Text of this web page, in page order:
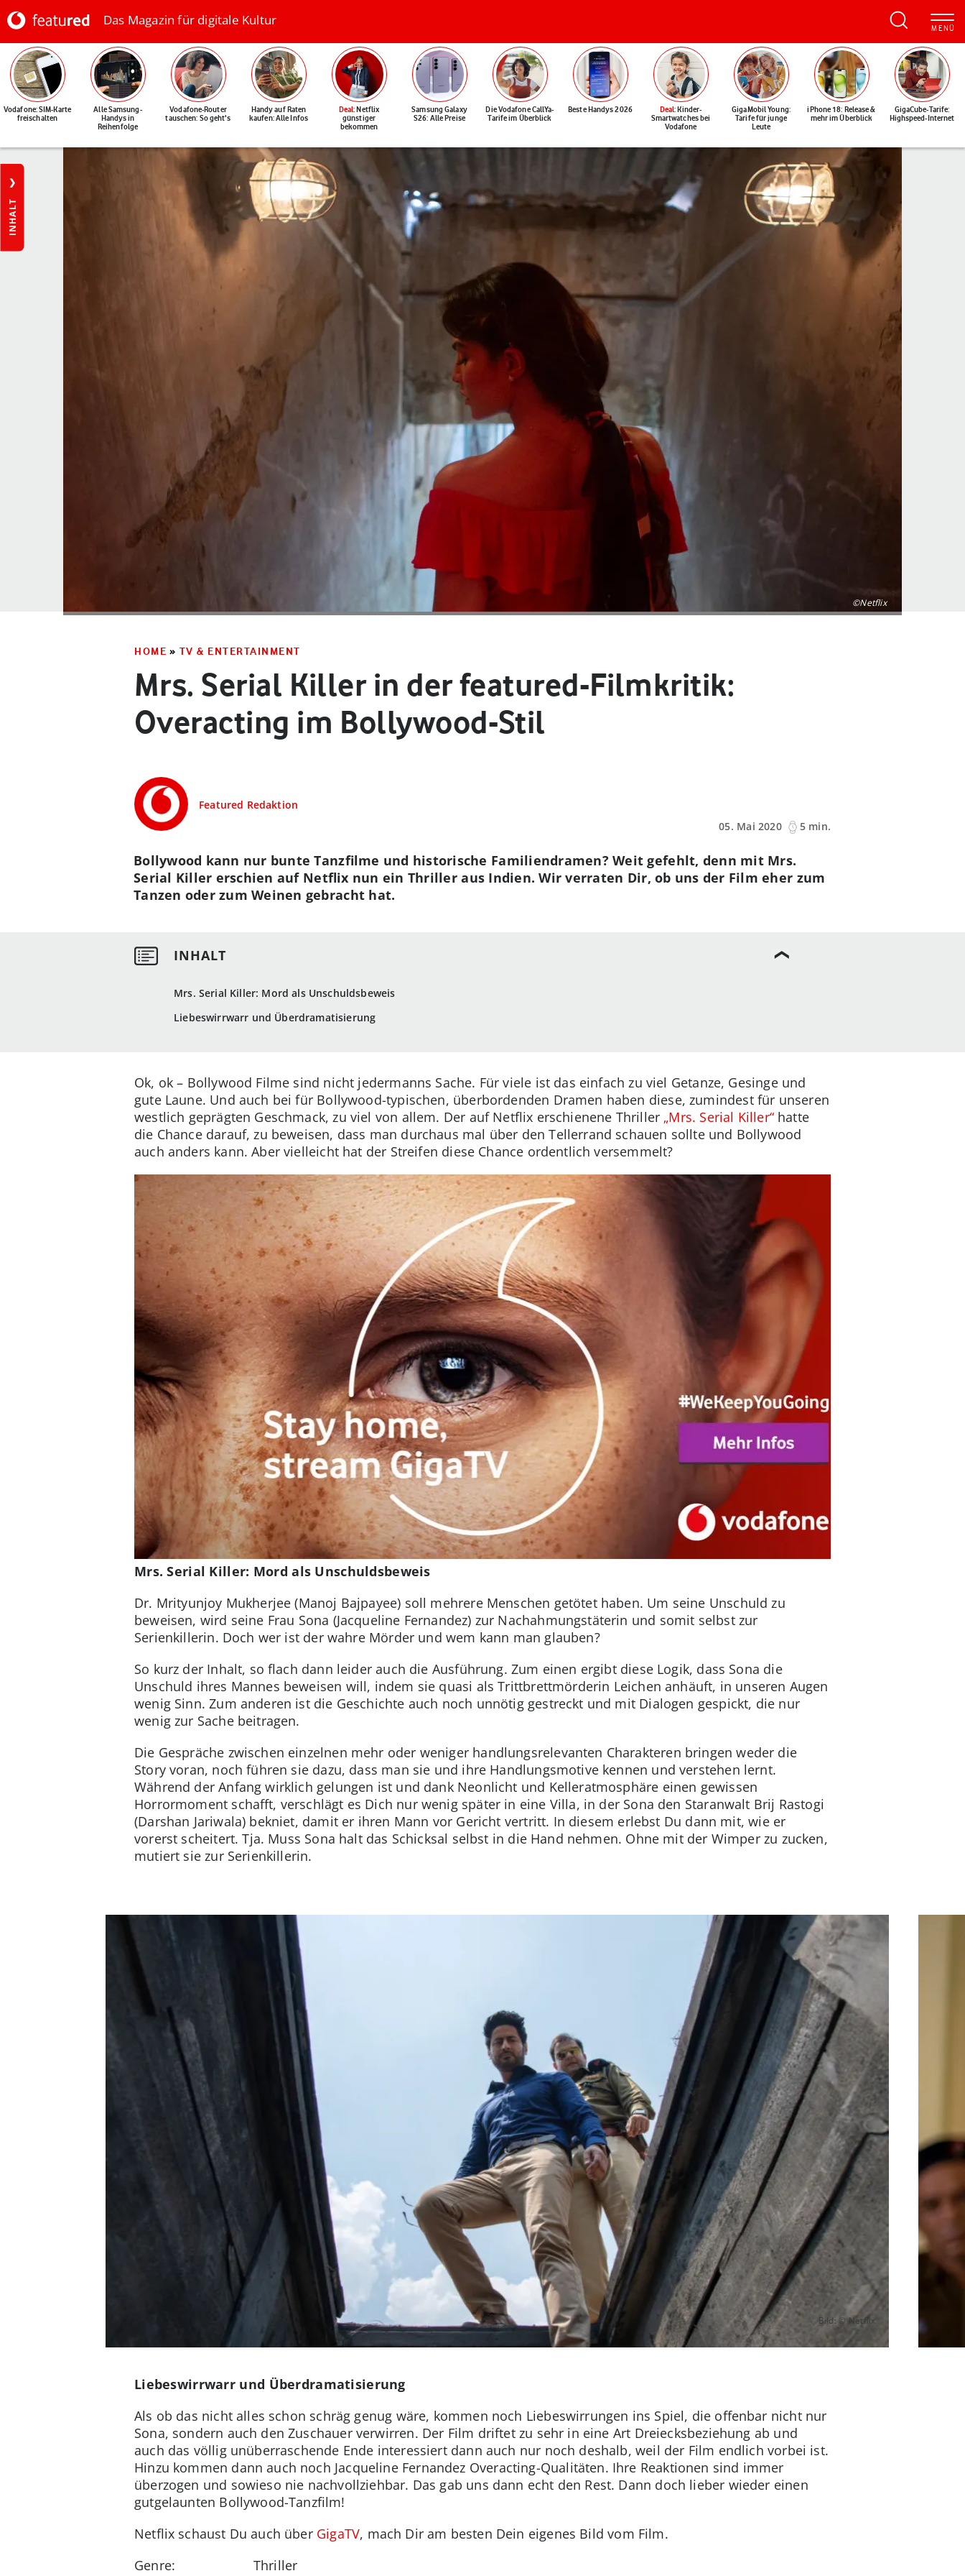
Das Magazin für digitale Kultur
Vodafone: SIM-Karte
freischalten
Alle Samsung-
Handys in
Reihenfolge
Vodafone-Router
tauschen: So geht's
Handy auf Raten
kaufen: Alle Infos
Deal: Netflix
günstiger
bekommen
Samsung Galaxy
S26: Alle Preise
Die Vodafone CallYa-
Tarife im Überblick
Beste Handys 2026 Deal: Kinder-
Smartwatches bei
Vodafone
GigaMobil Young:
Tarife für junge
Leute
iPhone 18: Release &
mehr im Überblick
GigaCube-Tarife:
Highspeed-Internet
INHALT
©Netflix
HOME » TV & ENTERTAINMENT
Mrs. Serial Killer in der featured-Filmkritik:
Overacting im Bollywood-Stil
Featured Redaktion
05. Mai 2020
5 min.
Mrs. Serial Killer: Mord als Unschuldsbeweis
Liebeswirrwarr und Überdramatisierung
Bollywood kann nur bunte Tanzfilme und historische Familiendramen? Weit gefehlt, denn mit Mrs.
Serial Killer erschien auf Netflix nun ein Thriller aus Indien. Wir verraten Dir, ob uns der Film eher zum
Tanzen oder zum Weinen gebracht hat.
Ok, ok – Bollywood Filme sind nicht jedermanns Sache. Für viele ist das einfach zu viel Getanze, Gesinge und
gute Laune. Und auch bei für Bollywood-typischen, überbordenden Dramen haben diese, zumindest für unseren
westlich geprägten Geschmack, zu viel von allem. Der auf Netflix erschienene Thriller „Mrs. Serial Killer“hatte
die Chance darauf, zu beweisen, dass man durchaus mal über den Tellerrand schauen sollte und Bollywood
auch anders kann. Aber vielleicht hat der Streifen diese Chance ordentlich versemmelt?
Mrs. Serial Killer: Mord als Unschuldsbeweis
Dr. Mrityunjoy Mukherjee (Manoj Bajpayee) soll mehrere Menschen getötet haben. Um seine Unschuld zu
beweisen, wird seine Frau Sona (Jacqueline Fernandez) zur Nachahmungstäterin und somit selbst zur
Serienkillerin. Doch wer ist der wahre Mörder und wem kann man glauben?
So kurz der Inhalt, so flach dann leider auch die Ausführung. Zum einen ergibt diese Logik, dass Sona die
Unschuld ihres Mannes beweisen will, indem sie quasi als Trittbrettmörderin Leichen anhäuft, in unseren Augen
wenig Sinn. Zum anderen ist die Geschichte auch noch unnötig gestreckt und mit Dialogen gespickt, die nur
wenig zur Sache beitragen.
Die Gespräche zwischen einzelnen mehr oder weniger handlungsrelevanten Charakteren bringen weder die
Story voran, noch führen sie dazu, dass man sie und ihre Handlungsmotive kennen und verstehen lernt.
Während der Anfang wirklich gelungen ist und dank Neonlicht und Kelleratmosphäre einen gewissen
Horrormoment schafft, verschlägt es Dich nur wenig später in eine Villa, in der Sona den Staranwalt Brij Rastogi
(Darshan Jariwala) bekniet, damit er ihren Mann vor Gericht vertritt. In diesem erlebst Du dann mit, wie er
vorerst scheitert. Tja. Muss Sona halt das Schicksal selbst in die Hand nehmen. Ohne mit der Wimper zu zucken,
mutiert sie zur Serienkillerin.
Bild: © Netflix
Liebeswirrwarr und Überdramatisierung
Als ob das nicht alles schon schräg genug wäre, kommen noch Liebeswirrungen ins Spiel, die offenbar nicht nur
Sona, sondern auch den Zuschauer verwirren. Der Film driftet zu sehr in eine Art Dreiecksbeziehung ab und
auch das völlig unüberraschende Ende interessiert dann auch nur noch deshalb, weil der Film endlich vorbei ist.
Hinzu kommen dann auch noch Jacqueline Fernandez Overacting-Qualitäten. Ihre Reaktionen sind immer
überzogen und sowieso nie nachvollziehbar. Das gab uns dann echt den Rest. Dann doch lieber wieder einen
gutgelaunten Bollywood-Tanzfilm!
Netflix schaust Du auch über GigaTV, mach Dir am besten Dein eigenes Bild vom Film.
Genre: Thriller